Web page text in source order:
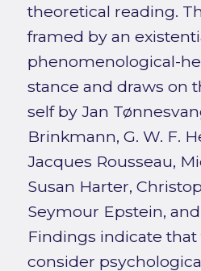
theoretical reading.
framed by an
phenomenological-
stance and draws on
self by Jan
Brinkmann, G. W. F.
Jacques Rousseau,
Susan Harter,
Seymour Epstein,
Findings indicate
consider